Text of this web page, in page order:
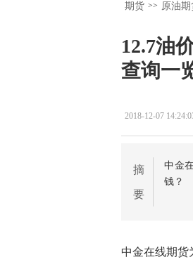
期货 >> 原油期
12.7油
查询一
2018-12-07
摘
要
中金
钱？
中金在线期货